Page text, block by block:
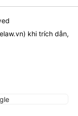
) khi trích dẫn,